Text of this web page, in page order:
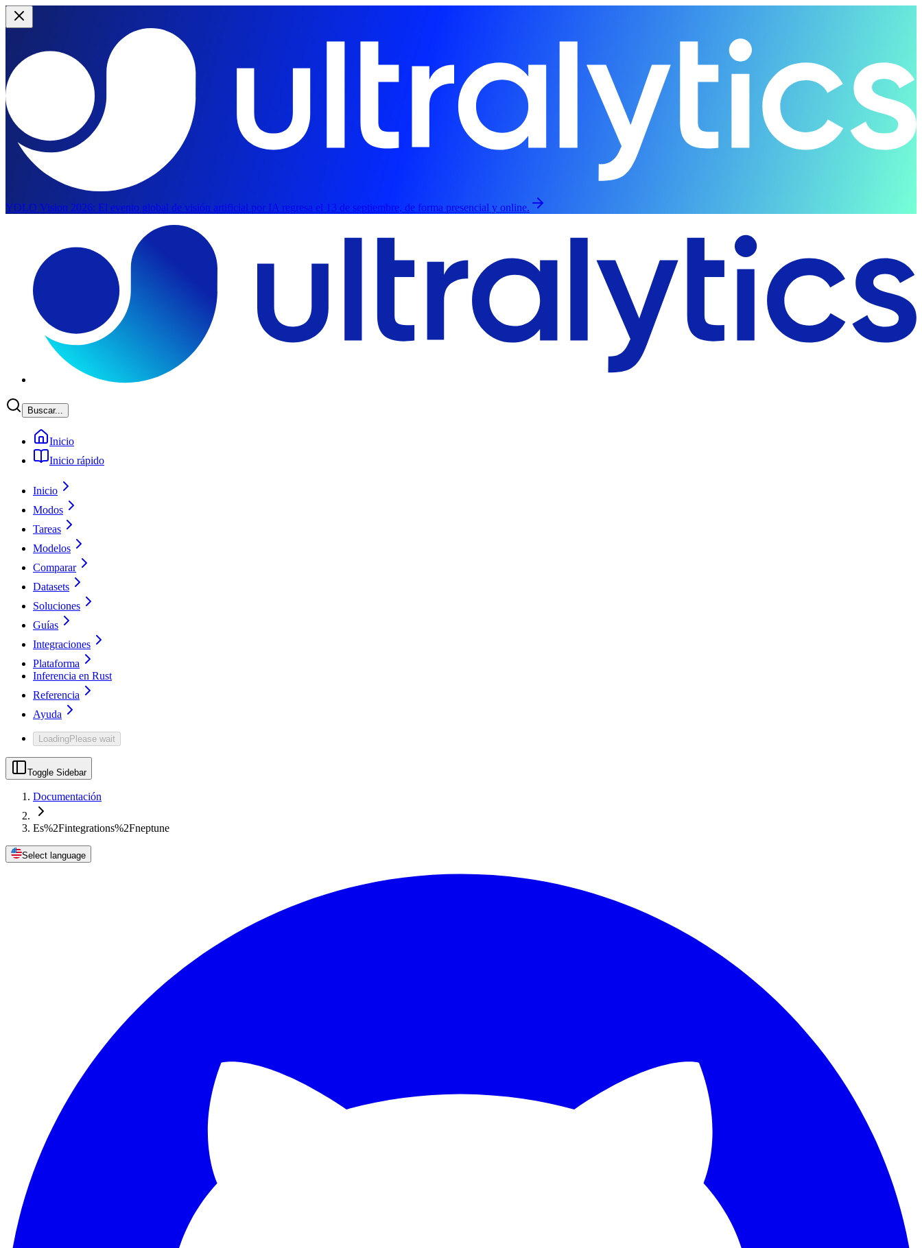
YOLO Vision 2026: El evento global de visión artificial por IA regresa el 13 de septiembre, de forma presencial y online.
Buscar...
Inicio
Inicio rápido
Inicio
Modos
Tareas
Modelos
Comparar
Datasets
Soluciones
Guías
Integraciones
Plataforma
Inferencia en Rust
Referencia
Ayuda
LoadingPlease wait
Toggle Sidebar
Documentación
Es%2Fintegrations%2Fneptune
Select language